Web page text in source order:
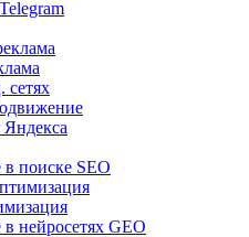
сетях
Яндекса
поиске SEO
нейросетях GEO